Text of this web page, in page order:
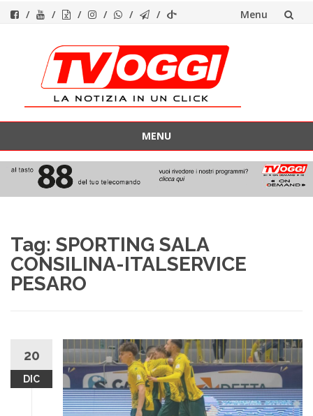
Menu
contenuto
MENU
contenuto
Tag: SPORTING SALA
CONSILINA-ITALSERVICE
PESARO
20
DIC